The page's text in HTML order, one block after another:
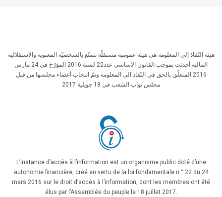
هيئة النّفاذ إلى المعلومة هي هيئة عمومية مستقلّة تتمتّع بالشخصيّة المعنوية والاستقلالية
المالية أحدثت بموجب القانون الأساسي عدد22 لسنة 2016 المؤرّخ في 24 مارس
2016 المتعلّق بالحق في النّفاذ الى المعلومة وتمّ انتخاب أعضاء مجلسها من قبل
مجلس نواب الشعب في 18 جويلية 2017
L’instance d’accès à l’information est un organisme public doté d’une
autonomie financière, créé en vertu de la loi fondamentale n ° 22 du 24
mars 2016 sur le droit d’accès à l’information, dont les membres ont été
élus par l’Assemblée du peuple le 18 juillet 2017.